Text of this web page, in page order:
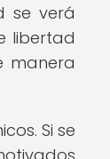
se verá
libertad
manera
Si se